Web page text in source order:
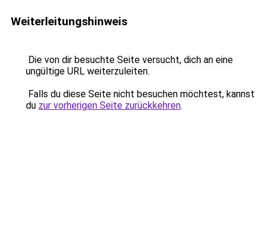
Weiterleitungshinweis
Die von dir besuchte Seite versucht, dich an eine
ungültige URL weiterzuleiten.
Falls du diese Seite nicht besuchen möchtest, kannst
du zur vorherigen Seite zurückkehren.